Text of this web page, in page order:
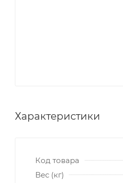
Характеристики
Код товара
Вес (кг)